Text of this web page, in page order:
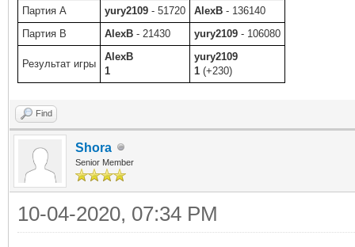
Партия A
yury2109 - 51720 AlexB - 136140
Партия B
AlexB - 21430 yury2109 - 106080
Результат игры
AlexB
1
yury2109
1 (+230)
Find
Shora
Senior Member
10-04-2020, 07:34 PM